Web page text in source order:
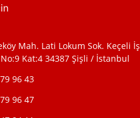
Mah. Lati Lokum Sok. Keçeli İş
Kat:4 34387 Şişli / İstanbul
96 43
96 47